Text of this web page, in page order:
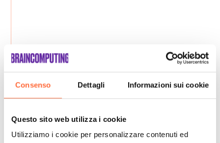
Consenso Dettagli Informazioni sui cookie
Questo sito web utilizza i cookie
Utilizziamo i cookie per personalizzare contenuti ed